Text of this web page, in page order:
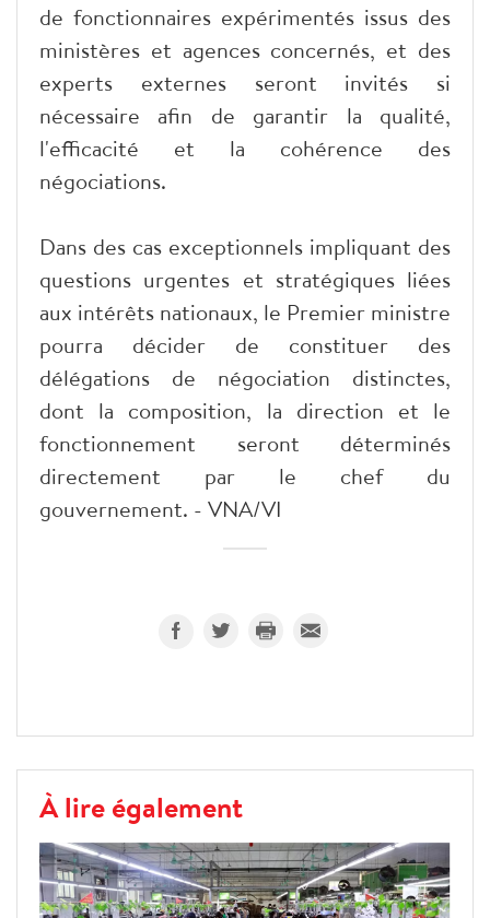
de fonctionnaires expérimentés issus des
ministères et agences concernés, et des
experts externes seront invités si
nécessaire afin de garantir la qualité,
l'efficacité et la cohérence des
négociations.
Dans des cas exceptionnels impliquant des
questions urgentes et stratégiques liées
aux intérêts nationaux, le Premier ministre
pourra décider de constituer des
délégations de négociation distinctes,
dont la composition, la direction et le
fonctionnement seront déterminés
directement par le chef du
gouvernement. - VNA/VI
À lire également